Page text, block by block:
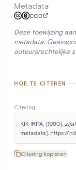
Metadata
CC0
Deze toewijzing
metadata.
auteursrechtelijke
HOE TE CITEREN
Citering
KIK-IRPA. (1990).
metadata]. https://
Citering kopiëren